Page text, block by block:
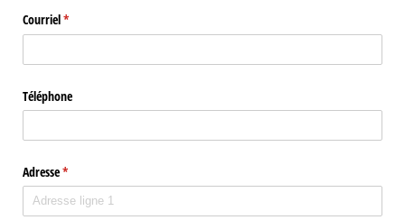
Courriel*
(requis)
Téléphone
Adresse*
(requis)